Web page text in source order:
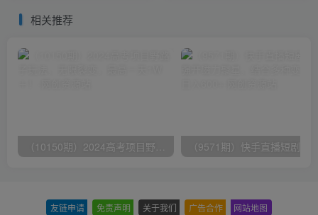
相关推荐
（10150期）2024高考项目野路子玩法，无限裂变，最高一天1W＋！
友链申请 免责声明 关于我们 广告合作 网站地图